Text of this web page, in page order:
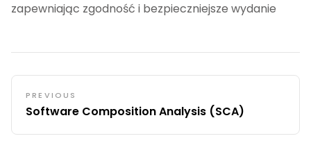
zapewniając zgodność i bezpieczniejsze wydanie
PREVIOUS
Software Composition Analysis (SCA)